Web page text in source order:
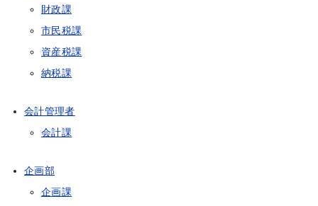
財政課
市民税課
資産税課
納税課
会計管理者
会計課
企画部
企画課